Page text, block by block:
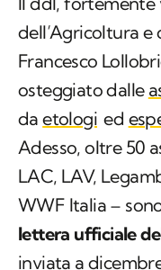
dell’Agricoltura
Francesco
osteggiato dalle
daetologi ed
Adesso, oltre 50
LAC, LAV,
WWF Italia –
lettera ufficiale
inviata a